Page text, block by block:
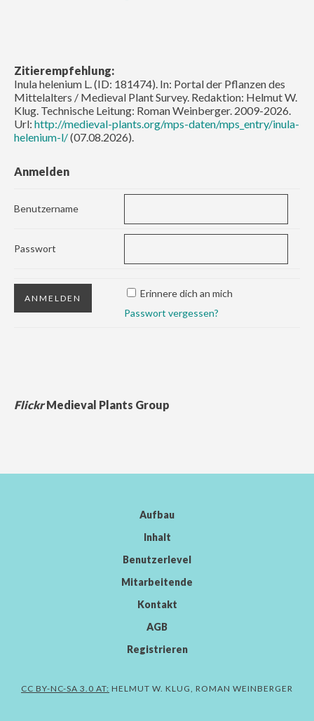
Zitierempfehlung:
Inula helenium L. (ID: 181474). In: Portal der Pflanzen des
Mittelalters / Medieval Plant Survey. Redaktion: Helmut W.
Klug. Technische Leitung: Roman Weinberger. 2009-2026.
Url: http://medieval-plants.org/mps-daten/mps_entry/inula-
helenium-l/(07.08.2026).
Anmelden
Benutzername
Passwort
Erinnere dich an mich
Passwort vergessen?
FlickrMedieval Plants Group
Aufbau
Inhalt
Benutzerlevel
Mitarbeitende
Kontakt
AGB
Registrieren
CC BY-NC-SA 3.0 AT: HELMUT W. KLUG, ROMAN WEINBERGER